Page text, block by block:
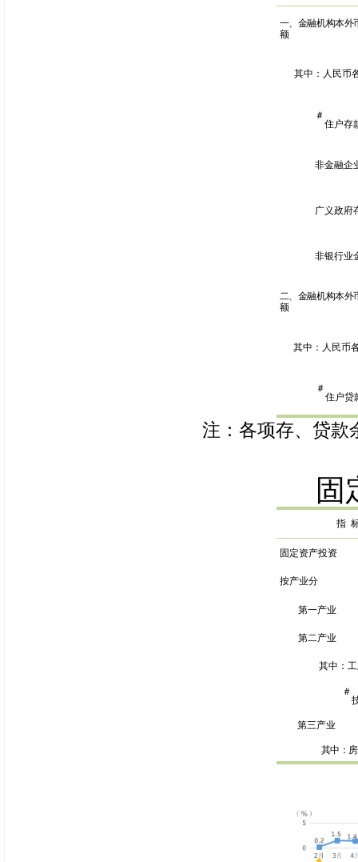
一、金融机构本外
额
其中：人民币
＃
住户存
非金融企
广义政府
非银行业
二、金融机构本外
额
其中：人民币
＃
住户贷
注：各项存、贷款
固
指
固定资产投资
按产业分
第一产业
第二产业
其中：
＃
第三产业
其中：